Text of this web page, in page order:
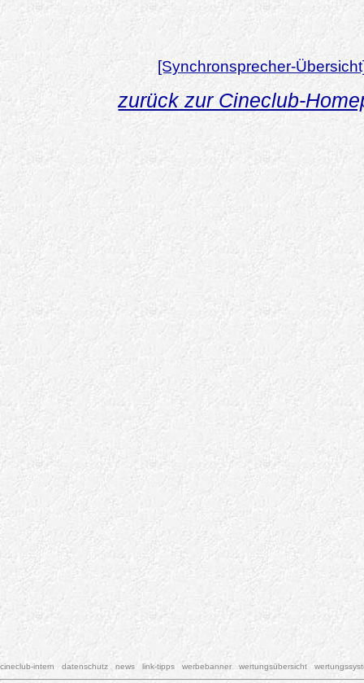
[Synchronsprecher-
zurück zur Cineclub-
cineclub-intern datenschutz news link-tipps werbebanner wertungsübersicht